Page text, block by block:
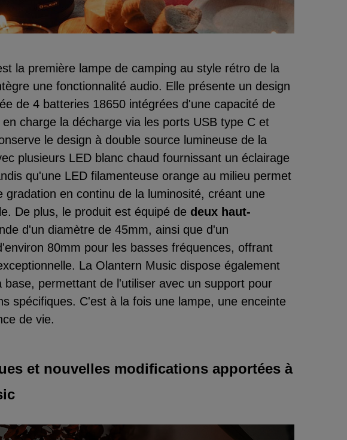
la première lampe de camping au style rétro de la
une fonctionnalité audio. Elle présente un design
de 4 batteries 18650 intégrées d'une capacité de
charge la décharge via les ports USB type C et
le design à double source lumineuse de la
plusieurs LED blanc chaud fournissant un éclairage
qu'une LED filamenteuse orange au milieu permet
gradation en continu de la luminosité, créant une
De plus, le produit est équipé de deux haut-
d'un diamètre de 45mm, ainsi que d'un
80mm pour les basses fréquences, offrant
La Olantern Music dispose également
base, permettant de l'utiliser avec un support pour
spécifiques. C'est à la fois une lampe, une enceinte
de vie.
et nouvelles modifications apportées à